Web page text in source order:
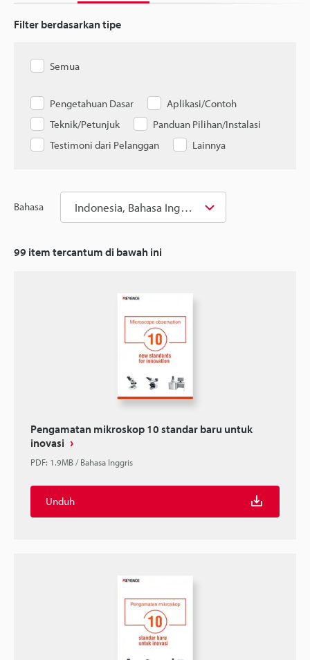
Filter berdasarkan tipe
Semua
Pengetahuan Dasar
Aplikasi/Contoh
Teknik/Petunjuk
Panduan Pilihan/Instalasi
Testimoni dari Pelanggan
Lainnya
Bahasa Indonesia, Bahasa Inggris
99 item tercantum di bawah ini
Pengamatan mikroskop 10 standar baru untuk
inovasi
PDF: 1.9MB/Bahasa Inggris
Unduh